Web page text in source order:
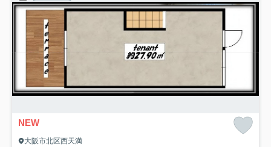
NEW
大阪市北区西天満